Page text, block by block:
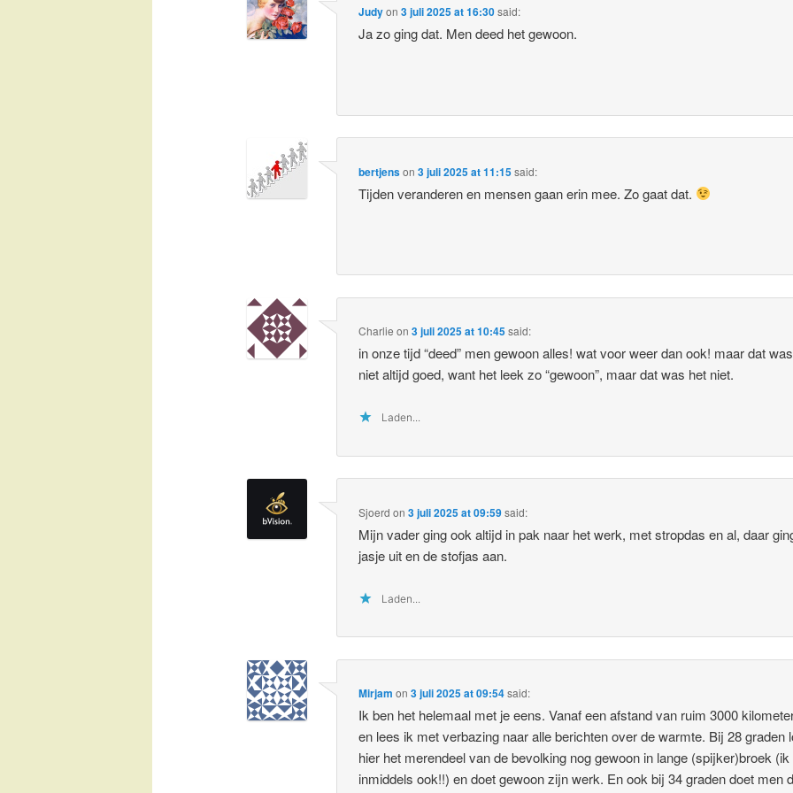
Judyon3 juli 2025 at 16:30said:
Ja zo ging dat. Men deed het gewoon.
bertjenson3 juli 2025 at 11:15said:
Tijden veranderen en mensen gaan erin mee. Zo gaat dat.
Charlie on3 juli 2025 at 10:45said:
in onze tijd “deed” men gewoon alles! wat voor weer dan ook! maar dat
niet altijd goed, want het leek zo “gewoon”, maar dat was het niet.
Laden...
Sjoerd on3 juli 2025 at 09:59said:
Mijn vader ging ook altijd in pak naar het werk, met stropdas en al, daar
jasje uit en de stofjas aan.
Laden...
Mirjam on3 juli 2025 at 09:54said:
Ik ben het helemaal met je eens. Vanaf een afstand van ruim 3000
en lees ik met verbazing naar alle berichten over de warmte. Bij 28 graden
hier het merendeel van de bevolking nog gewoon in lange (spijker)broek (ik
inmiddels ook!!) en doet gewoon zijn werk. En ook bij 34 graden doet men